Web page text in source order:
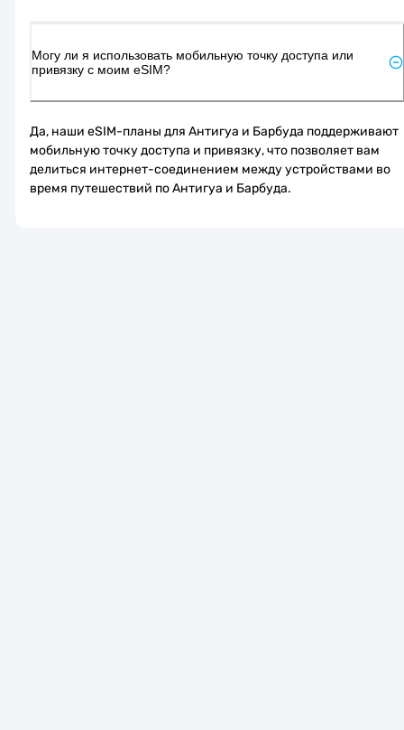
Могу ли я использовать мобильную точку доступа или
привязку с моим eSIM?
Да, наши eSIM-планы для Антигуа и Барбуда поддерживают
мобильную точку доступа и привязку, что позволяет вам
делиться интернет-соединением между устройствами во
время путешествий по Антигуа и Барбуда.